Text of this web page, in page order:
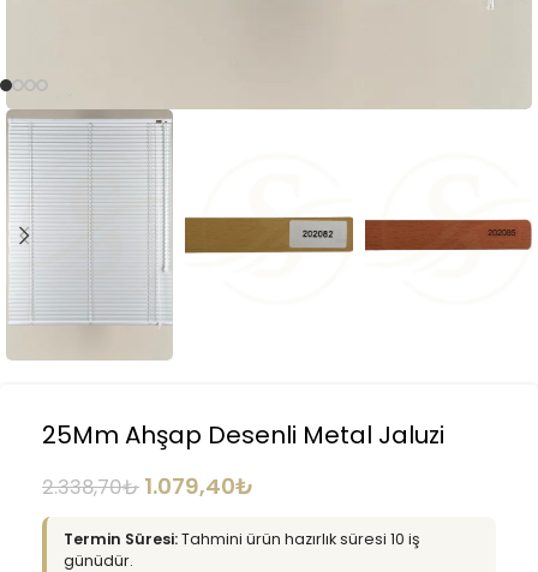
25Mm Ahşap Desenli Metal Jaluzi
2.338,70₺ 1.079,40₺
Termin Süresi:Tahmini ürün hazırlık süresi 10 iş
günüdür.